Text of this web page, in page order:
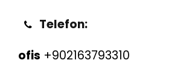
Telefon:
ofis +902163793310